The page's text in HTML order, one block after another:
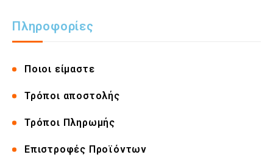
Πληροφορίες
Ποιοι είμαστε
Τρόποι αποστολής
Τρόποι Πληρωμής
Επιστροφές Προϊόντων